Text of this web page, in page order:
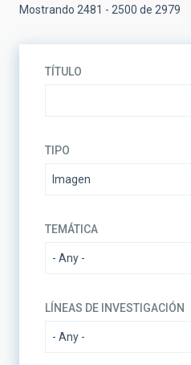
Mostrando 2481 - 2500 de 2979
TÍTULO
TIPO
TEMÁTICA
LÍNEAS DE INVESTIGACIÓN